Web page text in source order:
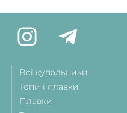
Всі купальники
Топи і плавки
Плавки